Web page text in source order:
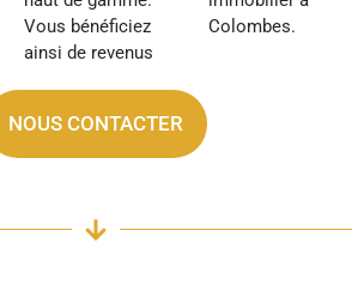
Colombes.
NOUS CONTACTER